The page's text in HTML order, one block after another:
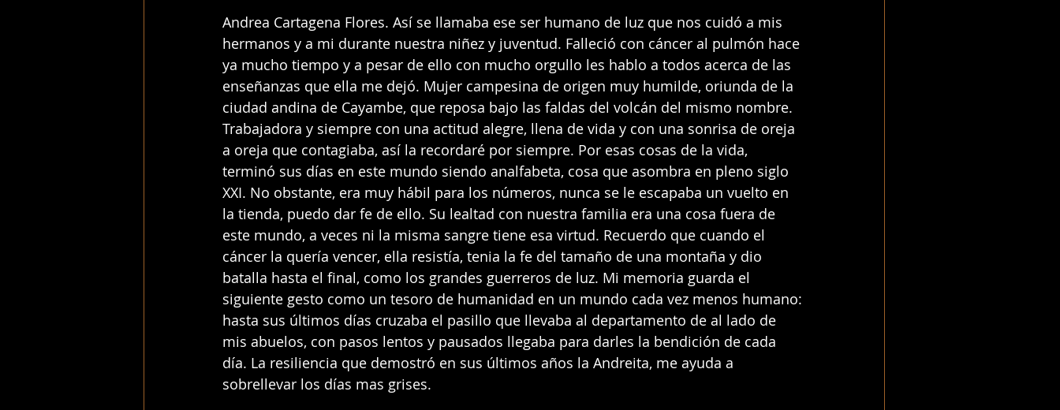
Andrea Cartagena Flores. Así se llamaba ese ser humano de luz que nos cuidó a mis
hermanos y a mi durante nuestra niñez y juventud. Falleció con cáncer al pulmón hace
ya mucho tiempo y a pesar de ello con mucho orgullo les hablo a todos acerca de las
enseñanzas que ella me dejó. Mujer campesina de origen muy humilde, oriunda de la
ciudad andina de Cayambe, que reposa bajo las faldas del volcán del mismo nombre.
Trabajadora y siempre con una actitud alegre, llena de vida y con una sonrisa de oreja
a oreja que contagiaba, así la recordaré por siempre. Por esas cosas de la vida,
terminó sus días en este mundo siendo analfabeta, cosa que asombra en pleno siglo
XXI. No obstante, era muy hábil para los números, nunca se le escapaba un vuelto en
la tienda, puedo dar fe de ello. Su lealtad con nuestra familia era una cosa fuera de
este mundo, a veces ni la misma sangre tiene esa virtud. Recuerdo que cuando el
cáncer la quería vencer, ella resistía, tenia la fe del tamaño de una montaña y dio
batalla hasta el final, como los grandes guerreros de luz. Mi memoria guarda el
siguiente gesto como un tesoro de humanidad en un mundo cada vez menos humano:
hasta sus últimos días cruzaba el pasillo que llevaba al departamento de al lado de
mis abuelos, con pasos lentos y pausados llegaba para darles la bendición de cada
día. La resiliencia que demostró en sus últimos años la Andreita, me ayuda a
sobrellevar los días mas grises.